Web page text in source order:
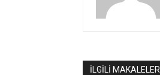
İLGİLİ MAKALELER